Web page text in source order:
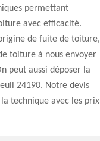
permettant
avec efficacité.
de fuite de toiture,
toiture à nous envoyer
peut aussi déposer la
24190. Notre devis
technique avec les prix